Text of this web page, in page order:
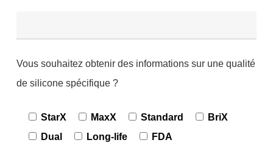
Vous souhaitez obtenir des informations sur une qualité
de silicone spécifique ?
StarX MaxX Standard
BriX
Dual
Long-life FDA